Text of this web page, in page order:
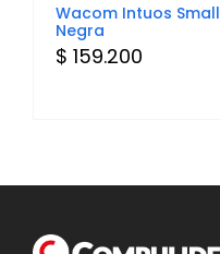
Wacom Intuos Small
Negra
$ 159.200